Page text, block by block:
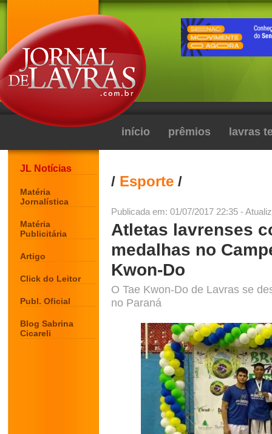
início prêmios lavras
JL Notícias
Matéria
Jornalística
Matéria
Publicitária
Artigo
Click do Leitor
Publ. Oficial
Blog Sabrina
Cicareli
/ Esporte /
Publicada em: 01/07/2017 22:35 -
Atletas lavrenses
medalhas no
Kwon-Do
O Tae Kwon-Do de Lavras se
no Paraná